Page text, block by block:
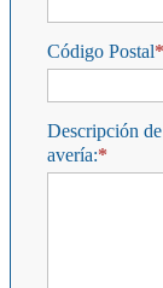
Código Postal
Descripción
avería: